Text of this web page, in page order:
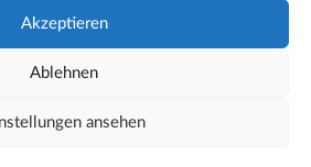
Akzeptieren
Ablehnen
ansehen
Impressum
Richtlinie (EU)